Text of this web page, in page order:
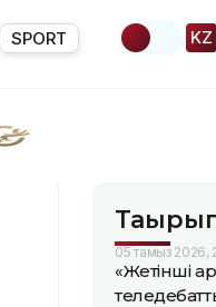
SPORT KZ
05 тамыз 2026,
«Жетінші